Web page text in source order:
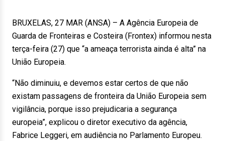
BRUXELAS, 27 MAR (ANSA) – A Agência Europeia de
Guarda de Fronteiras e Costeira (Frontex) informou nesta
terça-feira (27) que “a ameaça terrorista ainda é alta” na
União Europeia.
“Não diminuiu, e devemos estar certos de que não
existam passagens de fronteira da União Europeia sem
vigilância, porque isso prejudicaria a segurança
europeia”, explicou o diretor executivo da agência,
Fabrice Leggeri, em audiência no Parlamento Europeu.